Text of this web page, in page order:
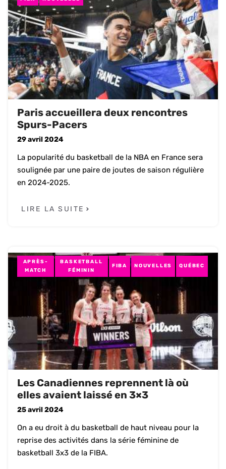
Paris accueillera deux rencontres
Spurs-Pacers
29 avril 2024
La popularité du basketball de la NBA en France sera
soulignée par une paire de joutes de saison régulière
en 2024-2025.
LIRE LA SUITE
APRÈS-
MATCH
BASKETBALL
FÉMININ
FIBA NOUVELLES QUÉBEC
Les Canadiennes reprennent là où
elles avaient laissé en 3×3
25 avril 2024
On a eu droit à du basketball de haut niveau pour la
reprise des activités dans la série féminine de
basketball 3x3 de la FIBA.